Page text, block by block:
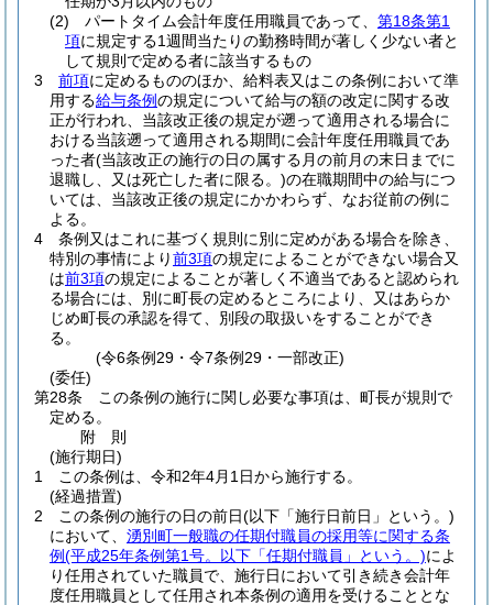
(2)
パートタイム会計年度任用職員であって、 第18条第1
項に規定する1週間当たりの勤務時間が著しく少ない者と
して規則で定める者に該当するもの
3
前項に定めるもののほか、給料表又はこの条例において準
用する給与条例の規定について給与の額の改定に関する改
正が行われ、当該改正後の規定が遡って適用される場合に
おける当該遡って適用される期間に会計年度任用職員であ
った者(当該改正の施行の日の属する月の前月の末日までに
退職し、又は死亡した者に限る。)の在職期間中の給与につ
いては、当該改正後の規定にかかわらず、なお従前の例に
よる。
4
条例又はこれに基づく規則に別に定めがある場合を除き、
特別の事情により前3項の規定によることができない場合又
は前3項の規定によることが著しく不適当であると認められ
る場合には、別に町長の定めるところにより、又はあらか
じめ町長の承認を得て、別段の取扱いをすることができ
る。
(令6条例29・令7条例29・一部改正)
(委任)
第28条
この条例の施行に関し必要な事項は、町長が規則で
定める。
附 則
(施行期日)
1
この条例は、令和2年4月1日から施行する。
(経過措置)
2
この条例の施行の日の前日(以下「施行日前日」という。)
において、 湧別町一般職の任期付職員の採用等に関する条
例(平成25年条例第1号。以下「任期付職員」という。)によ
り任用されていた職員で、施行日において引き続き会計年
度任用職員として任用され本条例の適用を受けることとな